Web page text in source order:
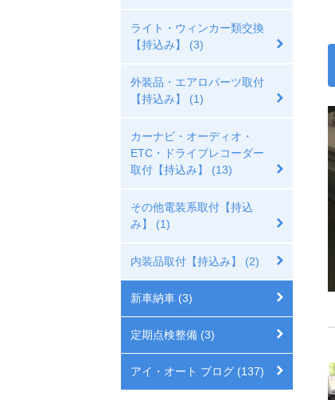
ライト・ウィンカー類交換
【持込み】 (3)
外装品・エアロパーツ取付
【持込み】 (1)
カーナビ・オーディオ・
ETC・ドライブレコーダー
取付【持込み】 (13)
その他電装系取付【持込
み】 (1)
内装品取付【持込み】 (2)
新車納車 (3)
定期点検整備 (3)
アイ・オート ブログ (137)